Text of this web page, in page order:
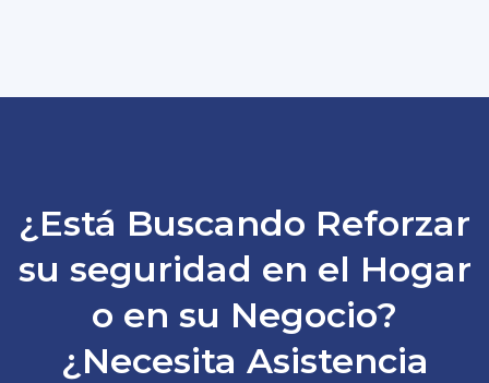
¿Está Buscando Reforzar
su seguridad en el Hogar
o en su Negocio?
¿Necesita Asistencia